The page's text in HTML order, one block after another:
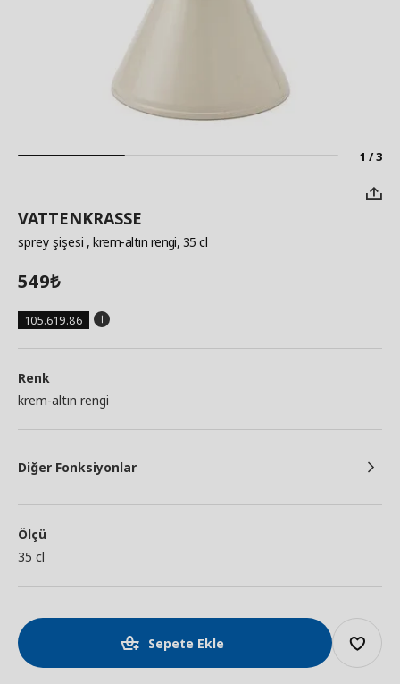
1 / 3
VATTENKRASSE
sprey şişesi , krem-altın rengi, 35 cl
549₺
105.619.86
Renk
krem-altın rengi
Diğer Fonksiyonlar
Ölçü
35 cl
Sepete Ekle